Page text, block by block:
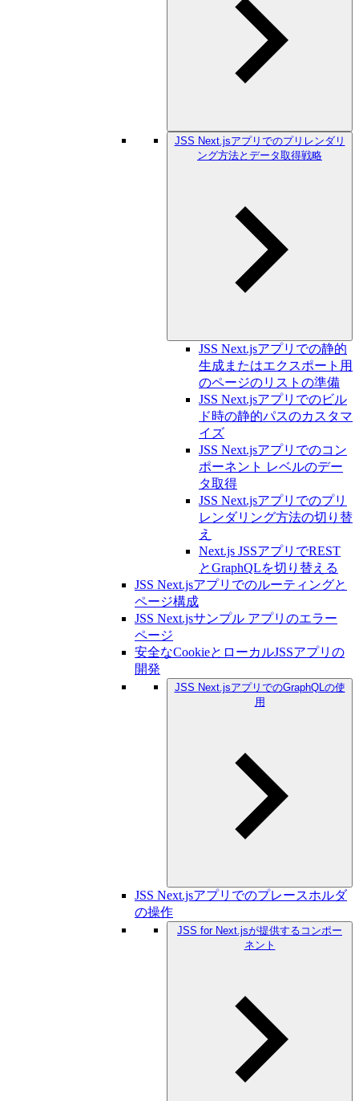
JSS Next.jsアプリでのプリレンダリ
ング方法とデータ取得戦略
JSS Next.jsアプリでの静的
生成またはエクスポート用
のページのリストの準備
JSS Next.jsアプリでのビル
ド時の静的パスのカスタマ
イズ
JSS Next.jsアプリでのコン
ポーネント レベルのデー
タ取得
JSS Next.jsアプリでのプリ
レンダリング方法の切り替
え
Next.js JSSアプリでREST
とGraphQLを切り替える
JSS Next.jsアプリでのルーティングと
ページ構成
JSS Next.jsサンプル アプリのエラー
ページ
安全なCookieとローカルJSSアプリの
開発
JSS Next.jsアプリでのGraphQLの使
用
JSS Next.jsアプリでのプレースホルダ
の操作
JSS for Next.jsが提供するコンポー
ネント